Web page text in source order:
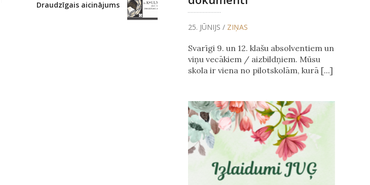
Draudzīgais aicinājums
25. JŪNIJS / ZIŅAS
Svarīgi 9. un 12. klašu absolventiem un
viņu vecākiem / aizbildņiem. Mūsu
skola ir viena no pilotskolām, kurā [...]